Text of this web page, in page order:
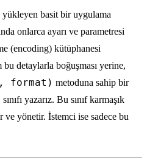
basit bir uygulama
onlarca ayarı ve parametresi
(encoding) kütüphanesi
detaylarla boğuşması yerine,
format) metoduna sahip bir
sınıfı yazarız. Bu sınıf karmaşık
ve yönetir. İstemci ise sadece bu